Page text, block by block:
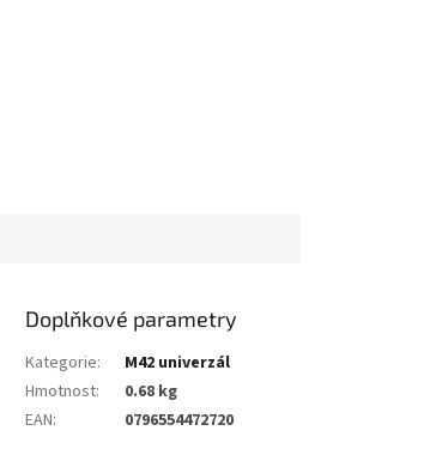
Doplňkové parametry
Kategorie:
M42 univerzál
Hmotnost:
0.68 kg
EAN: 0796554472720